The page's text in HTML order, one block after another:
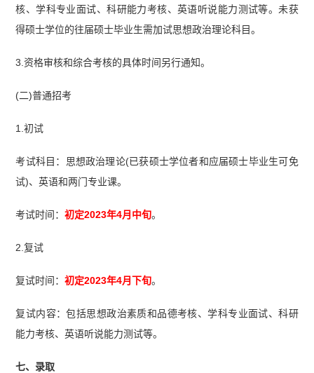
核、学科专业面试、科研能力考核、英语听说能力测试等。未获
得硕士学位的往届硕士毕业生需加试思想政治理论科目。
3.资格审核和综合考核的具体时间另行通知。
(二)普通招考
1.初试
考试科目：思想政治理论(已获硕士学位者和应届硕士毕业生可免
试)、英语和两门专业课。
考试时间：初定2023年4月中旬。
2.复试
复试时间：初定2023年4月下旬。
复试内容：包括思想政治素质和品德考核、学科专业面试、科研
能力考核、英语听说能力测试等。
七、录取